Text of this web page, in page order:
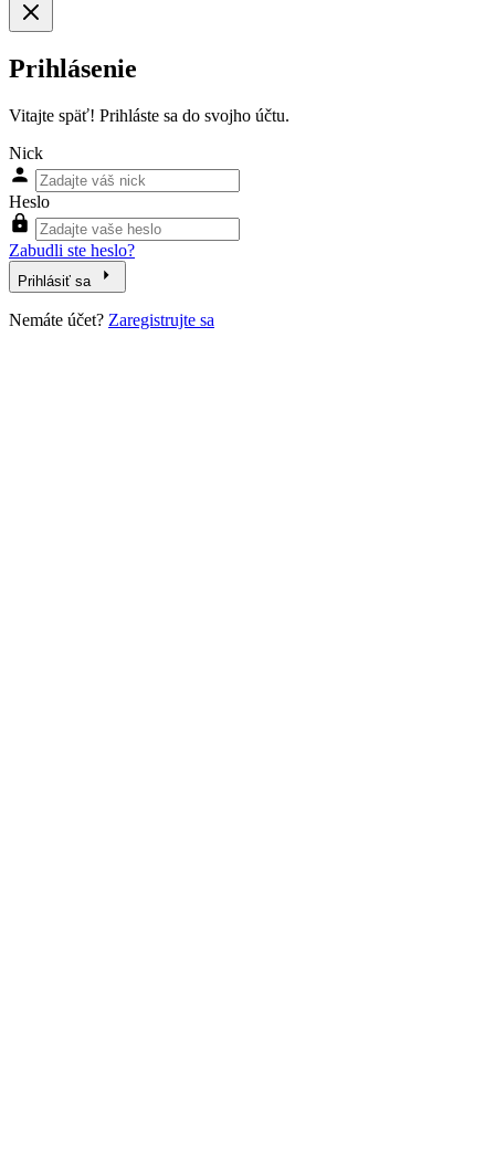
Prihlásenie
Vitajte späť! Prihláste sa do svojho účtu.
Nick
Heslo
Zabudli ste heslo?
Prihlásiť sa
Nemáte účet? Zaregistrujte sa